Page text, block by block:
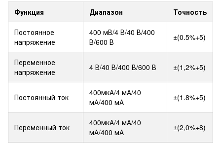
Функция
Диапазон Точность
Постоянное
напряжение
400 мВ/4 В/40 В/400
В/600 В
±(0.5%+5)
Переменное
напряжение
4 В/40 В/400 В/600 В ±(1,2%+5)
Постоянный ток
400мкА/4 мА/40
мА/400 мА
±(1.8%+5)
Переменный ток
400мкА/4 мА/40
мА/400 мА
±(2,0%+8)